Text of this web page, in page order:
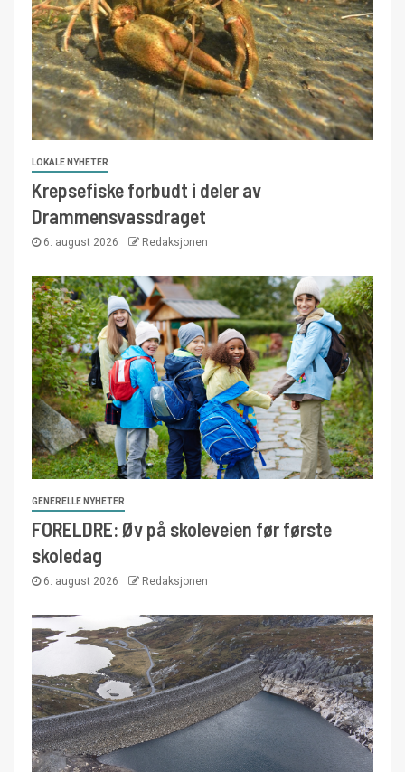
LOKALE NYHETER
Krepsefiske forbudt i deler av
Drammensvassdraget
6. august 2026 Redaksjonen
GENERELLE NYHETER
FORELDRE: Øv på skoleveien før første
skoledag
6. august 2026 Redaksjonen